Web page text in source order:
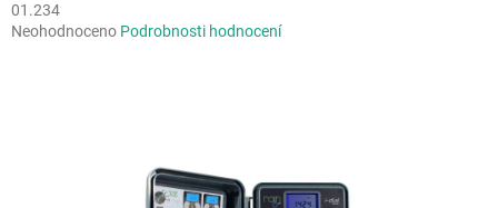
01.234
Průměrné
Neohodnoceno Podrobnosti hodnocení